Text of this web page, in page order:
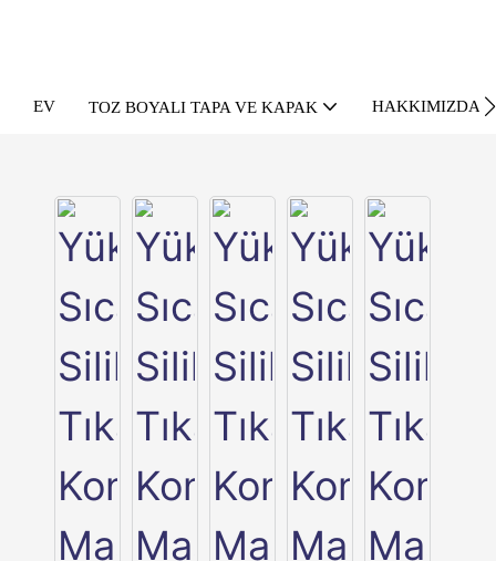
EV TOZ BOYALI TAPA VE KAPAK HAKKIMIZDA